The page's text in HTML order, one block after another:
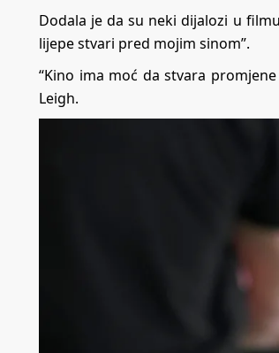
Dodala je da su neki dijalozi u
lijepe stvari pred mojim sinom”.
“Kino ima moć da stvara
Leigh.